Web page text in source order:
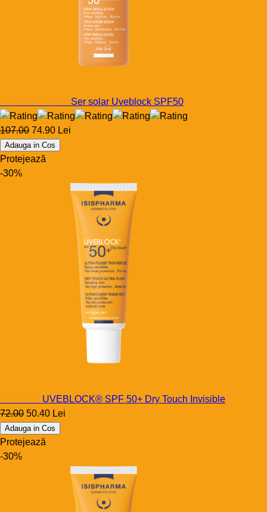
Ser solar Uveblock SPF50
107.00 74.90 Lei
Adauga in Cos
Protejează
-30%
UVEBLOCK® SPF 50+ Dry Touch Invisible
72.00 50.40 Lei
Adauga in Cos
Protejează
-30%